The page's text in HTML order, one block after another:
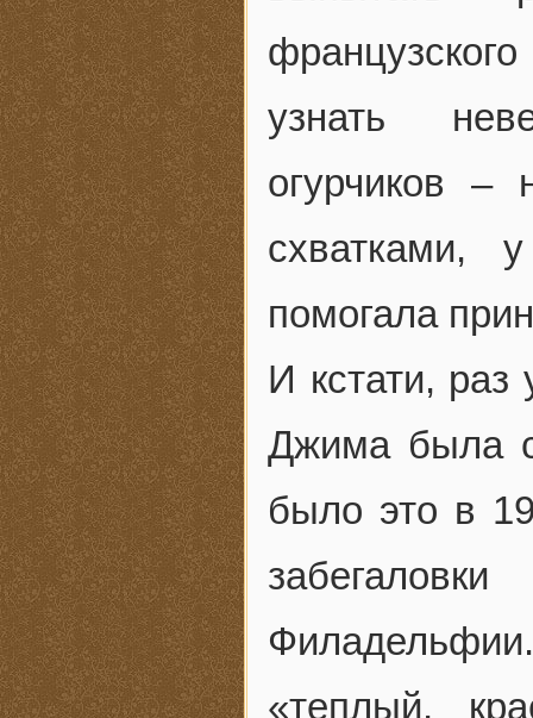
узнать
огурчиков
схватками,
помогала
И кстати, раз
Джима была
было это в
«теплый,